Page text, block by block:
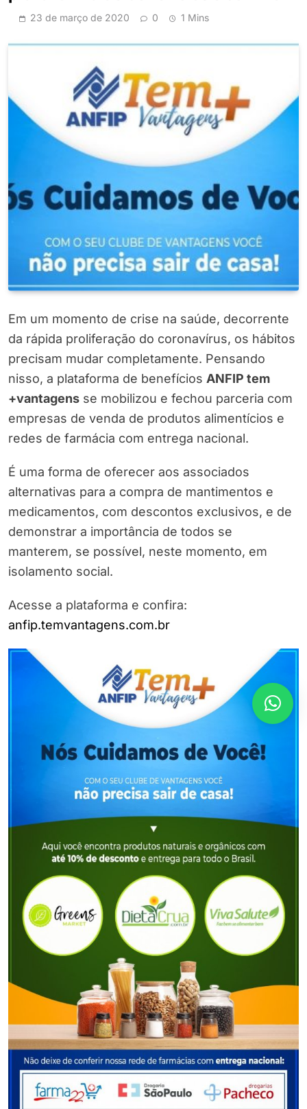
23 de março de 2020 0 1 Mins
Em um momento de crise na saúde, decorrente
da rápida proliferação do coronavírus, os hábitos
precisam mudar completamente. Pensando
nisso, a plataforma de benefícios ANFIP tem
+vantagens se mobilizou e fechou parceria com
empresas de venda de produtos alimentícios e
redes de farmácia com entrega nacional.
É uma forma de oferecer aos associados
alternativas para a compra de mantimentos e
medicamentos, com descontos exclusivos, e de
demonstrar a importância de todos se
manterem, se possível, neste momento, em
isolamento social.
Acesse a plataforma e confira:
anfip.temvantagens.com.br